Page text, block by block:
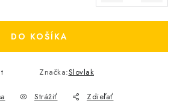
DO KOŠÍKA
Značka:Slovlak
Strážiť Zdieľať